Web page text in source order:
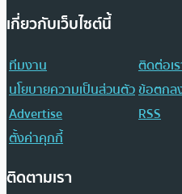
เกี่ยวกับเว็บไซต์นี้
ทีมงาน
ติดต่อเ
นโยบายความเป็นส่วนตัวข้อตกล
Advertise
RSS
ตั้งค่าคุกกี้
ติดตามเรา